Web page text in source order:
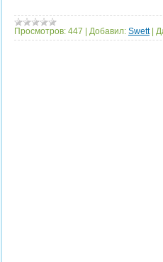
Просмотров: 447 Добавил: Swett